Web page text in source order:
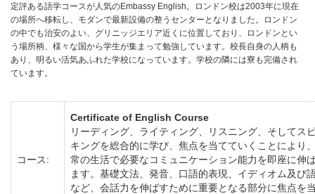
定評ある語学コースが人気のEmbassy English。ロンドン校は2003年に現在
の場所へ移転し、モダンで最新設備の整うセンターとなりました。ロンドン
の中でも治安のよい、グリニッジエリア近くに位置しており、ロンドンとい
う場所柄、様々な国から学生が集まって勉強しています。校長自身の人柄も
あり、明るい活気あふれた学校になっています。学校の隣には寮も完備され
ています。
コース:
Certificate of English Course
リーディング、ライティング、リスニング、そしてス
キングを総合的に学び、焦点を当てていくことにより
常の生活で必要なコミュニケーション能力を即座に伸
ます。基礎文法、発音、口語的表現、イディオム及び
など、会話力を伸ばすために重要となる部分に焦点を